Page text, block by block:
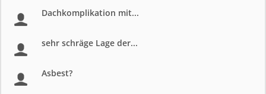
Dachkomplikation mit...
sehr schräge Lage der...
Asbest?